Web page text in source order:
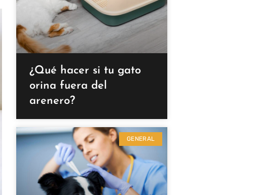
¿Qué hacer si tu gato
orina fuera del
arenero?
GENERAL